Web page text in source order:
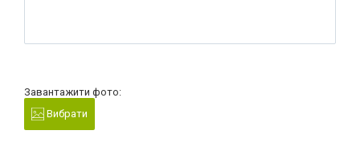
Завантажити фото:
Вибрати